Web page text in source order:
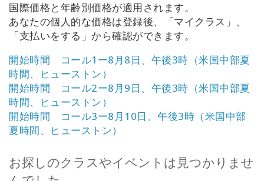
検
索
国際価格と年齢別価格が適用されます。
あなたの個人的な価格は登録後、「マイクラス」、
「支払いをする」から確認ができます。
開始時間 コール1ー8月8日、午後3時（米国中部夏
時間、ヒューストン）
開始時間 コール2ー8月9日、午後3時（米国中部夏
時間、ヒューストン）
開始時間 コール3ー8月10日、午後3時（米国中部
夏時間、ヒューストン）
お探しのクラスやイベントは見つかりませ